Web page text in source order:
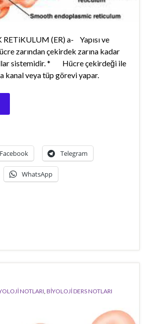
(ER) a- Yapısı ve
zarından çekirdek zarına kadar
sistemidir. * Hücre çekirdeği ile
kanal veya tüp görevi yapar.
Facebook Telegram
WhatsApp
NOTLARI BİYOLOJİ DERS NOTLARI